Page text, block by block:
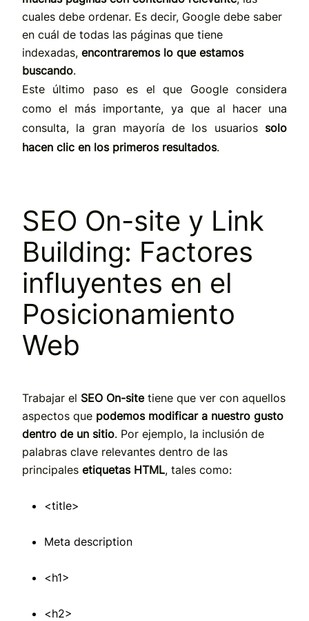
cuales debe ordenar. Es decir, Google debe saber
en cuál de todas las páginas que tiene
indexadas, encontraremos lo que estamos
buscando.
Este último paso es el que Google considera
como el más importante, ya que al hacer una
consulta, la gran mayoría de los usuarios solo
hacen clic en los primeros resultados.
SEO On-site y Link
Building: Factores
influyentes en el
Posicionamiento
Web
Trabajar el SEO On-sitetiene que ver con aquellos
aspectos que podemos modificar a nuestro gusto
dentro de un sitio. Por ejemplo, la inclusión de
palabras clave relevantes dentro de las
principales etiquetas HTML, tales como:
<title>
Meta description
<h1>
<h2>